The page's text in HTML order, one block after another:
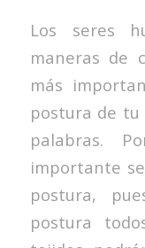
Los seres
maneras de
más
postura de tu
palabras.
importante
postura,
postura